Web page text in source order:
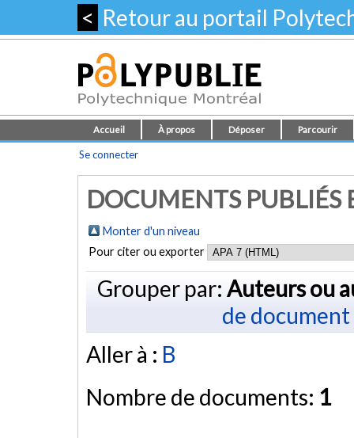
< Retour au portail
Accueil À propos Déposer Parcourir
Se connecter
DOCUMENTS PUBLIÉS
Monter d'un niveau
Pour citer ou exporter
Grouper par: Auteurs ou
de document
Aller à : B
Nombre de documents: 1